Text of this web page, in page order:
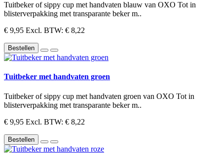
Tuitbeker of sippy cup met handvaten blauw van OXO Tot in
blisterverpakking met transparante beker m..
€ 9,95 Excl. BTW: € 8,22
Bestellen
Tuitbeker met handvaten groen
Tuitbeker of sippy cup met handvaten groen van OXO Tot in
blisterverpakking met transparante beker m..
€ 9,95 Excl. BTW: € 8,22
Bestellen